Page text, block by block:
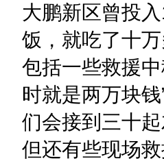
大鹏新区曾投
饭，就吃了十
包括一些救援
时就是两万块
们会接到三十
但还有些现场